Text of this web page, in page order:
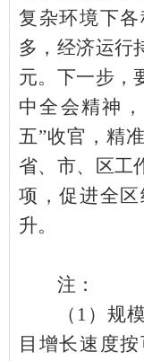
复杂环境下各
多，经济运行
元。下一步，
中全会精神
五”收官，精
省、市、区工
项，促进全
升。
注：
（ 1 ）规
目增长速度